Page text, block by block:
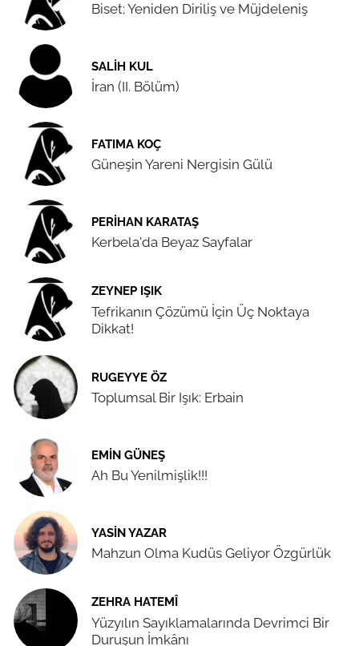
Biset; Yeniden Diriliş ve Müjdeleniş
SALIH KUL
İran (II. Bölüm)
FATIMA KOÇ
Güneşin Yareni Nergisin Gülü
PERIHAN KARATAŞ
Kerbela'da Beyaz Sayfalar
ZEYNEP IŞIK
Tefrikanın Çözümü İçin Üç Noktaya
Dikkat!
RUGEYYE ÖZ
Toplumsal Bir Işık: Erbain
EMIN GÜNEŞ
Ah Bu Yenilmişlik!!!
YASIN YAZAR
Mahzun Olma Kudüs Geliyor Özgürlük
ZEHRA HATEMÎ
Yüzyılın Sayıklamalarında Devrimci Bir
Duruşun İmkânı